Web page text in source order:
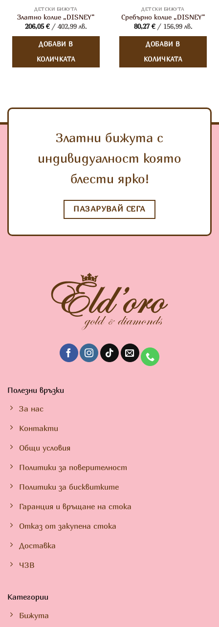
ДЕТСКИ БИЖУТА
Златно колие „DISNEY“
206,05€/ 402,99 лв.
ДОБАВИ В
КОЛИЧКАТА
ДЕТСКИ БИЖУТА
Сребърно колие „DISNEY“
80,27€/ 156,99 лв.
ДОБАВИ В
КОЛИЧКАТА
Златни бижута с
индивидуалност която
блести ярко!
ПАЗАРУВАЙ СЕГА
Полезни връзки
За нас
Контакти
Общи условия
Политики за поверителност
Политики за бисквитките
Гаранция и връщане на стока
Отказ от закупена стока
Доставка
ЧЗВ
Категории
Бижута